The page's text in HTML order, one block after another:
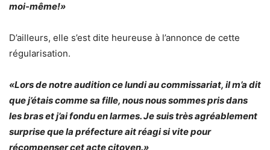
moi-même!»
D’ailleurs, elle s’est dite heureuse à l’annonce de cette
régularisation.
«Lors de notre audition ce lundi au commissariat, il m’a dit
que j’étais comme sa fille, nous nous sommes pris dans
les bras et j’ai fondu en larmes. Je suis très agréablement
surprise que la préfecture ait réagi si vite pour
récompenser cet acte citoyen.»